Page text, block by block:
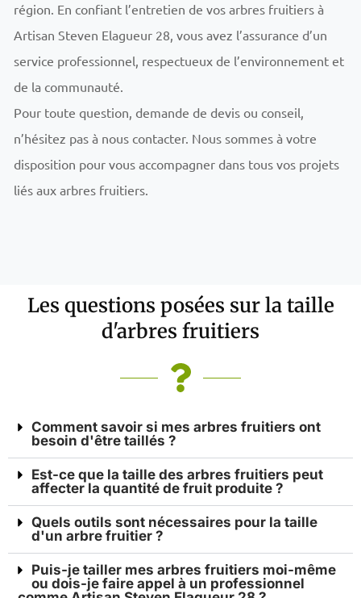
région. En confiant l’entretien de vos arbres fruitiers à
Artisan Steven Elagueur 28, vous avez l’assurance d’un
service professionnel, respectueux de l’environnement et
de la communauté.
Pour toute question, demande de devis ou conseil,
n’hésitez pas à nous contacter. Nous sommes à votre
disposition pour vous accompagner dans tous vos projets
liés aux arbres fruitiers.
Les questions posées sur la taille
d'arbres fruitiers
Comment savoir si mes arbres fruitiers ont
besoin d'être taillés ?
Est-ce que la taille des arbres fruitiers peut
affecter la quantité de fruit produite ?
Quels outils sont nécessaires pour la taille
d'un arbre fruitier ?
Puis-je tailler mes arbres fruitiers moi-même
ou dois-je faire appel à un professionnel